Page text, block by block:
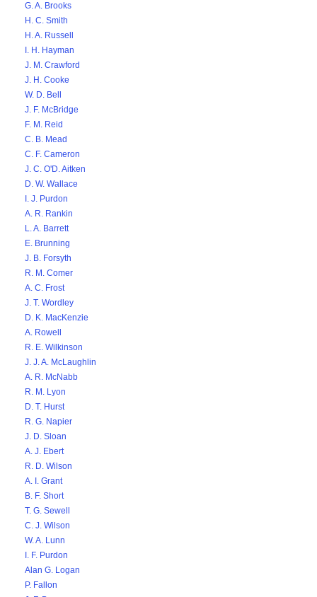
G. A. Brooks
H. C. Smith
H. A. Russell
I. H. Hayman
J. M. Crawford
J. H. Cooke
W. D. Bell
J. F. McBridge
F. M. Reid
C. B. Mead
C. F. Cameron
J. C. O'D. Aitken
D. W. Wallace
I. J. Purdon
A. R. Rankin
L. A. Barrett
E. Brunning
J. B. Forsyth
R. M. Comer
A. C. Frost
J. T. Wordley
D. K. MacKenzie
A. Rowell
R. E. Wilkinson
J. J. A. McLaughlin
A. R. McNabb
R. M. Lyon
D. T. Hurst
R. G. Napier
J. D. Sloan
A. J. Ebert
R. D. Wilson
A. I. Grant
B. F. Short
T. G. Sewell
C. J. Wilson
W. A. Lunn
I. F. Purdon
Alan G. Logan
P. Fallon